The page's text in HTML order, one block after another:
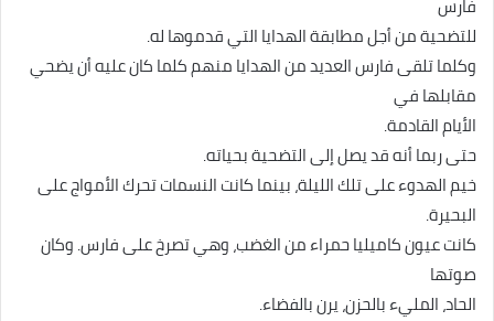
للتضحية من أجل مطابقة الهدايا التي قدموها له.
وكلما تلقى فارس العديد من الهدايا منهم كلما كان عليه أن يضحي
مقابلها في
الأيام القادمة.
حتى ربما أنه قد يصل إلى التضحية بحياته.
خيم الهدوء على تلك الليلة، بينما كانت النسمات تحرك الأمواج على
البحيرة.
كانت عيون كاميليا حمراء من الغضب، وهي تصرخ على فارس. وكان
صوتها
الحاد، المليء بالحزن، يرن بالفضاء.